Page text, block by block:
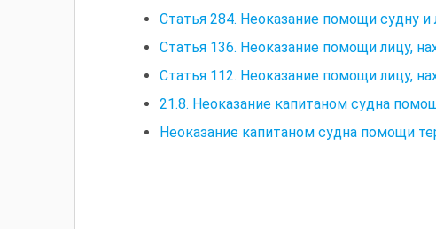
Статья 284. Неоказание помощи судну
Статья 136. Неоказание помощи лицу,
Статья 112. Неоказание помощи лицу,
21.8. Неоказание капитаном судна
Неоказание капитаном судна помощи